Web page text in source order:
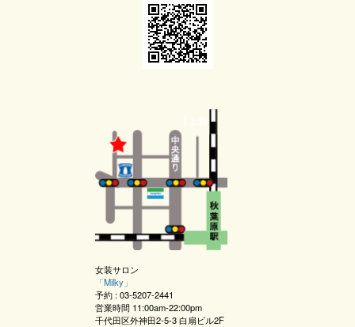
女装サロン
「Milky」
予約 :03-5207-2441
営業時間 11:00am-22:00pm
千代田区外神田2-5-3 白扇ビル2F